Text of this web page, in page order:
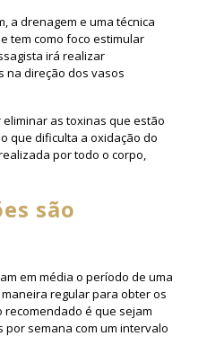
a drenagem e uma técnica
tem como foco estimular
irá realizar
na direção dos vasos
as toxinas que estão
que dificulta a oxidação do
por todo o corpo,
são
em média o período de uma
regular para obter os
recomendado é que sejam
semana com um intervalo